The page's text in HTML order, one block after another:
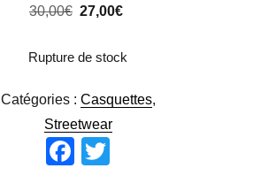
30,00€ Le
initial
30,00€.
27,00€
actuel
27,00€.
Rupture de stock
Catégories : Casquettes,
Streetwear
F